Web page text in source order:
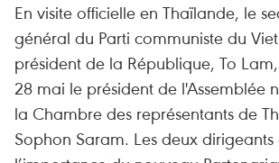
En visite officielle en Thaïlande, le
général du Parti communiste du
président de la République, To
28 mai le président de l'Assemblée
la Chambre des représentants de
Sophon Saram. Les deux